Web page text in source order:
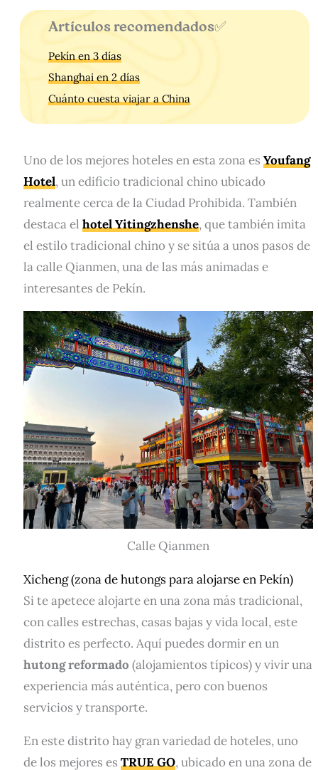
Artículos recomendados✅
Pekín en 3 días
Shanghai en 2 días
Cuánto cuesta viajar a China
Uno de los mejores hoteles en esta zona es Youfang
Hotel, un edificio tradicional chino ubicado
realmente cerca de la Ciudad Prohibida. También
destaca el hotel Yitingzhenshe, que también imita
el estilo tradicional chino y se sitúa a unos pasos de
la calle Qianmen, una de las más animadas e
interesantes de Pekín.
Calle Qianmen
Xicheng (zona de hutongs para alojarse en Pekín)
Si te apetece alojarte en una zona más tradicional,
con calles estrechas, casas bajas y vida local, este
distrito es perfecto. Aquí puedes dormir en un
hutong reformado (alojamientos típicos) y vivir una
experiencia más auténtica, pero con buenos
servicios y transporte.
En este distrito hay gran variedad de hoteles, uno
de los mejores es TRUE GO, ubicado en una zona de